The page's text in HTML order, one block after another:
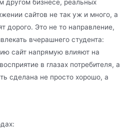
другом бизнесе, реальных
сайтов не так уж и много, а
дорого. Это не то направление,
вчерашнего студента:
сайт напрямую влияют на
в глазах потребителя, а
сделана не просто хорошо, а